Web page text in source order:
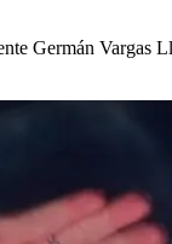
Germán Vargas